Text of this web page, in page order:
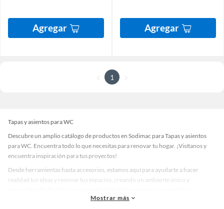
Agregar Agregar
1
Tapas y asientos para WC
Descubre un amplio catálogo de productos en Sodimac para Tapas y asientos
para WC. Encuentra todo lo que necesitas para renovar tu hogar. ¡Visítanos y
encuentra inspiración para tus proyectos!
Desde herramientas hasta accesorios, estamos aquí para ayudarte a hacer
realidad tus ideas y renovar tus espacios, creando un ambiente único y
accesorios de calidad que te ayudarán a crear un espacio más tú.
Mostrar más